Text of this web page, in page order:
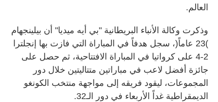
العالم.
وذكرت وكالة الأنباء البريطانية "بي أيه ميديا" أن بيلينجهام
)23 عاماً(، سجل هدفاً في المباراة التي فازت بها إنجلترا
2-4 على كرواتيا في المباراة الافتتاحية، ثم حصل على
جائزة أفضل لاعب في مباراتين متتاليتين خلال دور
المجموعات، ليقود فريقه إلى مواجهة منتخب الكونغو
الديمقراطية غداً الأربعاء في دور الـ32.